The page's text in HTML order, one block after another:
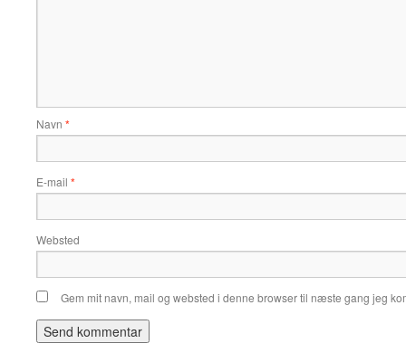
Navn *
E-mail *
Websted
Gem mit navn, mail og websted i denne browser til næste gang jeg